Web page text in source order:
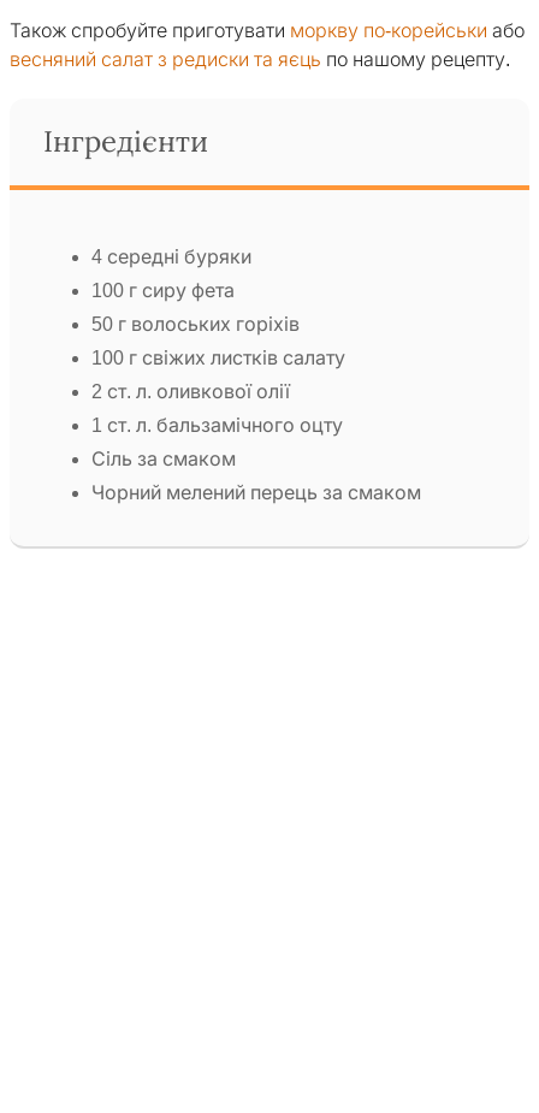
Також спробуйте приготувати моркву по-корейськи або
весняний салат з редиски та яєць по нашому рецепту.
Інгредієнти
4 середні буряки
100 г сиру фета
50 г волоських горіхів
100 г свіжих листків салату
2 ст. л. оливкової олії
1 ст. л. бальзамічного оцту
Сіль за смаком
Чорний мелений перець за смаком